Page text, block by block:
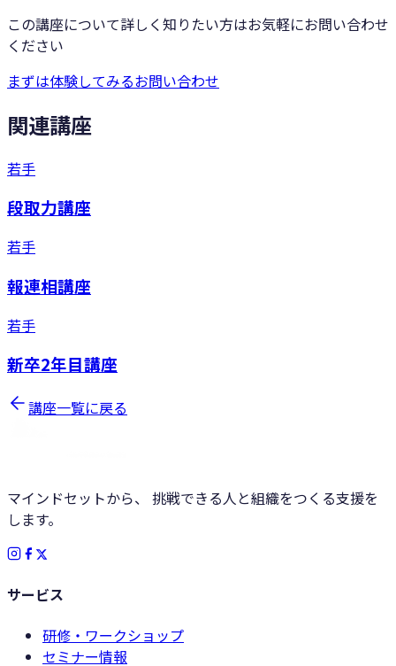
この講座について詳しく知りたい方はお気軽にお問い合わせ
ください
まずは体験してみるお問い合わせ
関連講座
若手
段取力講座
若手
報連相講座
若手
新卒2年目講座
講座一覧に戻る
マインドセットから、 挑戦できる人と組織をつくる支援を
します。
サービス
研修・ワークショップ
セミナー情報